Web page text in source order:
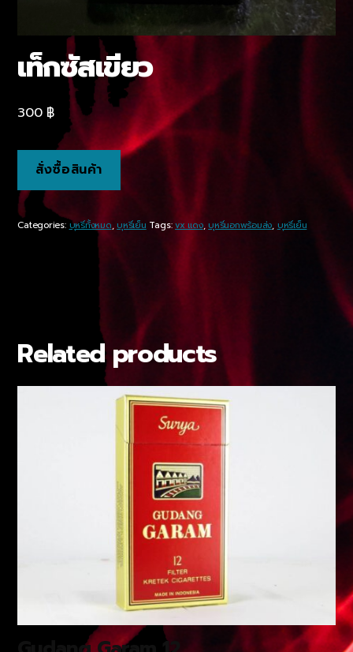
เท็กซัสเขียว
300 ฿
สั่งซื้อสินค้า
Categories: บุหรี่ทั้งหมด,บุหรี่เย็น Tags:vx แดง, บุหรี่นอกพร้อมส่ง, บุหรี่เย็น
Related products